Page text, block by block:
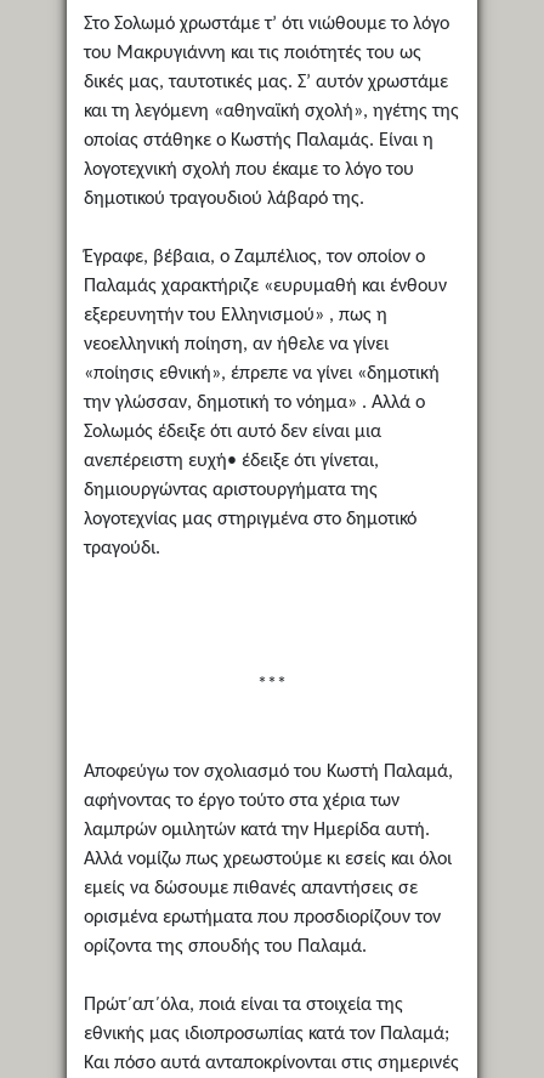
Στο Σολωμό χρωστάμε τ’ ότι νιώθουμε το λόγο
του Μακρυγιάννη και τις ποιότητές του ως
δικές μας, ταυτοτικές μας. Σ’ αυτόν χρωστάμε
και τη λεγόμενη «αθηναϊκή σχολή», ηγέτης της
οποίας στάθηκε ο Κωστής Παλαμάς. Είναι η
λογοτεχνική σχολή που έκαμε το λόγο του
δημοτικού τραγουδιού λάβαρό της.
Έγραφε, βέβαια, ο Ζαμπέλιος, τον οποίον ο
Παλαμάς χαρακτήριζε «ευρυμαθή και ένθουν
εξερευνητήν του Ελληνισμού» , πως η
νεοελληνική ποίηση, αν ήθελε να γίνει
«ποίησις εθνική», έπρεπε να γίνει «δημοτική
την γλώσσαν, δημοτική το νόημα» . Αλλά ο
Σολωμός έδειξε ότι αυτό δεν είναι μια
ανεπέρειστη ευχή• έδειξε ότι γίνεται,
δημιουργώντας αριστουργήματα της
λογοτεχνίας μας στηριγμένα στο δημοτικό
τραγούδι.
***
Αποφεύγω τον σχολιασμό του Κωστή Παλαμά,
αφήνοντας το έργο τούτο στα χέρια των
λαμπρών ομιλητών κατά την Ημερίδα αυτή.
Αλλά νομίζω πως χρεωστούμε κι εσείς και όλοι
εμείς να δώσουμε πιθανές απαντήσεις σε
ορισμένα ερωτήματα που προσδιορίζουν τον
ορίζοντα της σπουδής του Παλαμά.
Πρώτ΄απ΄όλα, ποιά είναι τα στοιχεία της
εθνικής μας ιδιοπροσωπίας κατά τον Παλαμά;
Και πόσο αυτά ανταποκρίνονται στις σημερινές